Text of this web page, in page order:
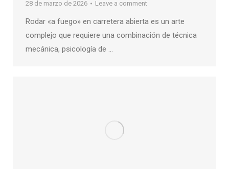
28 de marzo de 2026
Leave a comment
Rodar «a fuego» en carretera abierta es un arte
complejo que requiere una combinación de técnica
mecánica, psicología de …